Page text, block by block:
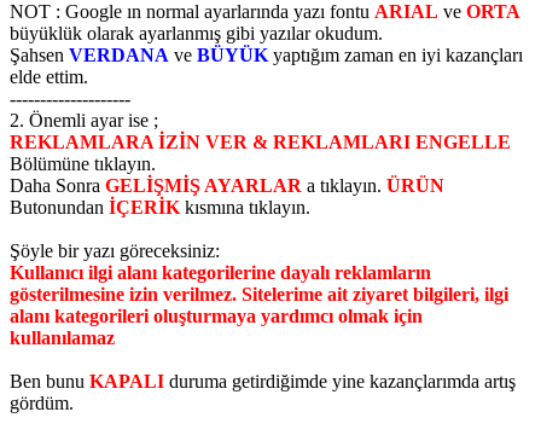
NOT : Google ın normal ayarlarında yazı fontu ARIAL ve ORTA
büyüklük olarak ayarlanmış gibi yazılar okudum.
Şahsen VERDANA ve BÜYÜK yaptığım zaman en iyi kazançları
elde ettim.
--------------------
2. Önemli ayar ise ;
REKLAMLARA İZİN VER & REKLAMLARI ENGELLE
Bölümüne tıklayın.
Daha Sonra GELİŞMİŞ AYARLAR a tıklayın. ÜRÜN
Butonundan İÇERİK kısmına tıklayın.
Şöyle bir yazı göreceksiniz:
Kullanıcı ilgi alanı kategorilerine dayalı reklamların
gösterilmesine izin verilmez. Sitelerime ait ziyaret bilgileri, ilgi
alanı kategorileri oluşturmaya yardımcı olmak için
kullanılamaz
Ben bunu KAPALI duruma getirdiğimde yine kazançlarımda artış
gördüm.